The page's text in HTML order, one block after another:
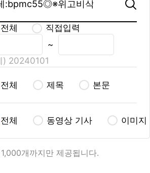
전체
직접입력
~
) 20240101
전체 제목 본문
전체 동영상 기사 이미지
개까지만 제공됩니다.